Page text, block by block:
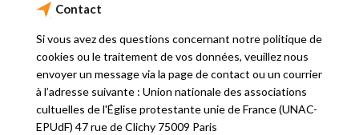
Contact
Si vous avez des questions concernant notre politique de
cookies ou le traitement de vos données, veuillez nous
envoyer un message via la page de contact ou un courrier
à l’adresse suivante : Union nationale des associations
cultuelles de l'Église protestante unie de France (UNAC-
EPUdF) 47 rue de Clichy 75009 Paris